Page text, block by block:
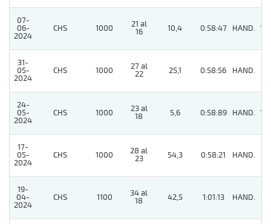
07-
06-
2024
CHS 1000
21 al
16
10,4 0:58:47 HAND. 10
31-
05-
2024
CHS 1000
27 al
22
25,1 0:58:56 HAND.
24-
05-
2024
CHS 1000
23 al
18
5,6 0:58:89 HAND. 10
17-
05-
2024
CHS 1000
28 al
23
54,3 0:58:21 HAND.
19-
04-
2024
CHS 1100
34 al
18
42,5 1:01:13 HAND. 12